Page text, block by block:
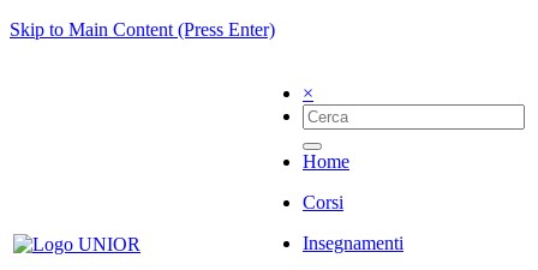
Skip to Main Content (Press Enter)
×
Home
Corsi
Insegnamenti